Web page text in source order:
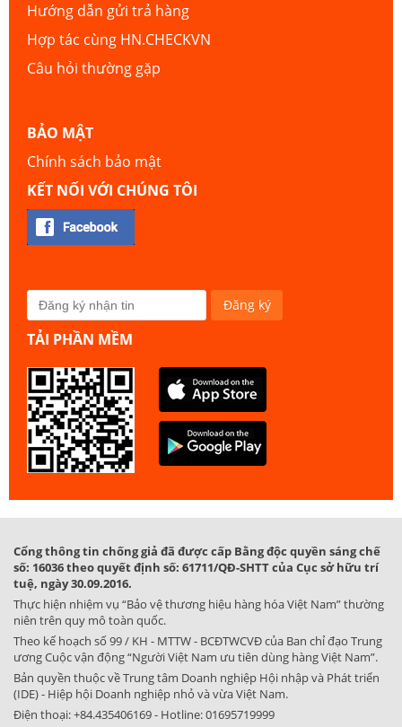
Hướng dẫn gửi trả hàng
Hợp tác cùng HN.CHECKVN
Câu hỏi thường gặp
BẢO MẬT
Chính sách bảo mật
KẾT NỐI VỚI CHÚNG TÔI
TẢI PHẦN MỀM
Cổng thông tin chống giả đã được cấp Bằng độc quyền sáng chế
số: 16036 theo quyết định số: 61711/QĐ-SHTT của Cục sở hữu trí
tuệ, ngày 30.09.2016.
Thực hiện nhiệm vụ “Bảo vệ thương hiệu hàng hóa Việt Nam” thường
niên trên quy mô toàn quốc.
Theo kế hoạch số 99 / KH - MTTW - BCĐTWCVĐ của Ban chỉ đạo Trung
ương Cuộc vận động “Người Việt Nam ưu tiên dùng hàng Việt Nam”.
Bản quyền thuộc về Trung tâm Doanh nghiệp Hội nhập và Phát triển
(IDE) - Hiệp hội Doanh nghiệp nhỏ và vừa Việt Nam.
Điện thoại:+84.435406169- Hotline:01695719999